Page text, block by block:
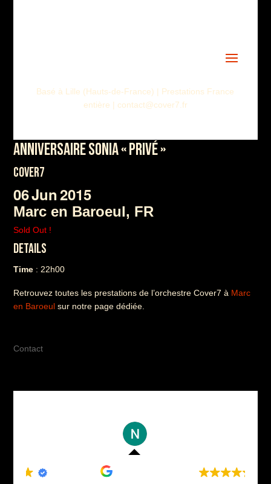
Basé à Lille (Hauts-de-France) | Prestations France
entière | contact@cover7.fr
ANNIVERSAIRE SONIA « PRIVÉ »
COVER7
06Jun 2015
Marc en Baroeul, FR
Sold Out !
DETAILS
Time : 22h00
Retrouvez toutes les prestations de l’orchestre Cover7 à Marc
en Baroeul sur notre page dédiée.
Contact
Nora K
16/06/2026